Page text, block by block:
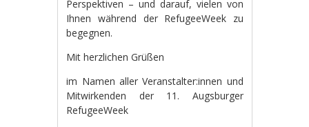
Perspektiven – und darauf, vielen von
Ihnen während der RefugeeWeek zu
begegnen.
Mit herzlichen Grüßen
im Namen aller Veranstalter:innen und
Mitwirkenden der 11. Augsburger
RefugeeWeek